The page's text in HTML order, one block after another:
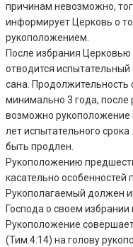
причинам невозможно,
информирует Церковь о
рукоположением.
После избрания
отводится
сана. Продолжительность
минимально 3 года, после
возможно рукоположение
лет испытательного
быть продлен.
Рукоположению
касательно особенностей
Рукополагаемый должен
Господа о своем избрании
Рукоположение
(Тим.4:14) на голову